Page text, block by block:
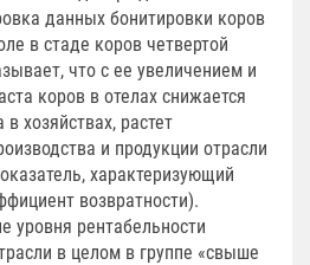
данных бонитировки коров
в стаде коров четвертой
что с ее увеличением и
коров в отелах снижается
хозяйствах, растет
и продукции отрасли
характеризующий
возвратности).
уровня рентабельности
в целом в группе «свыше